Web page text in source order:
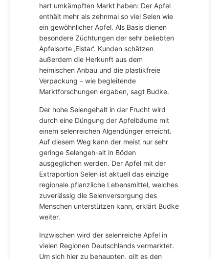
hart umkämpften Markt haben: Der Apfel
enthält mehr als zehnmal so viel Selen wie
ein gewöhnlicher Apfel. Als Basis dienen
besondere Züchtungen der sehr beliebten
Apfelsorte ‚Elstar‘. Kunden schätzen
außerdem die Herkunft aus dem
heimischen Anbau und die plastikfreie
Verpackung – wie begleitende
Marktforschungen ergaben, sagt Budke.
Der hohe Selengehalt in der Frucht wird
durch eine Düngung der Apfelbäume mit
einem selenreichen Algendünger erreicht.
Auf diesem Weg kann der meist nur sehr
geringe Selengeh-alt in Böden
ausgeglichen werden. Der Apfel mit der
Extraportion Selen ist aktuell das einzige
regionale pflanzliche Lebensmittel, welches
zuverlässig die Selenversorgung des
Menschen unterstützen kann, erklärt Budke
weiter.
Inzwischen wird der selenreiche Apfel in
vielen Regionen Deutschlands vermarktet.
Um sich hier zu behaupten, gilt es den